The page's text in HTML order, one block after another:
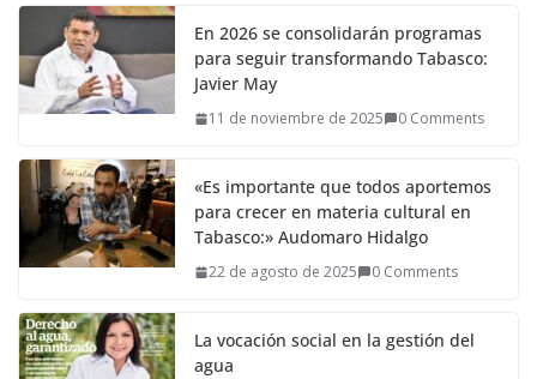
En 2026 se consolidarán programas
para seguir transformando Tabasco:
Javier May
11 de noviembre de 2025 0 Comments
«Es importante que todos aportemos
para crecer en materia cultural en
Tabasco:» Audomaro Hidalgo
22 de agosto de 2025 0 Comments
La vocación social en la gestión del
agua